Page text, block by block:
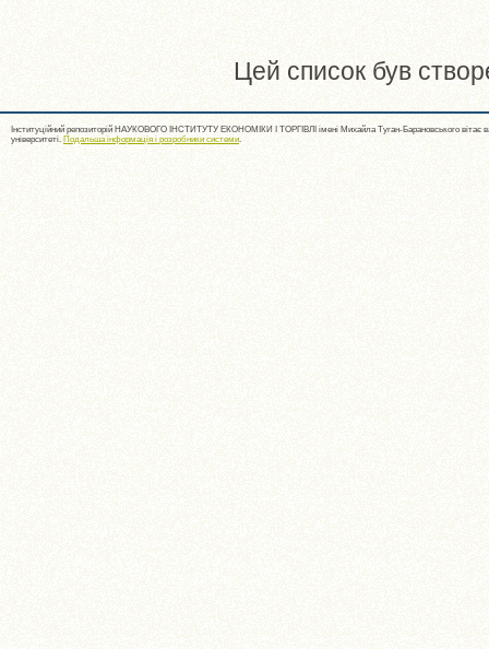
Цей список був
Інституційний репозиторій НАУКОВОГО ІНСТИТУТУ ЕКОНОМІКИ І ТОРГІВЛІ імені Михайла Туган-Барановського вітає
університеті. Подальша інформація і розробники системи